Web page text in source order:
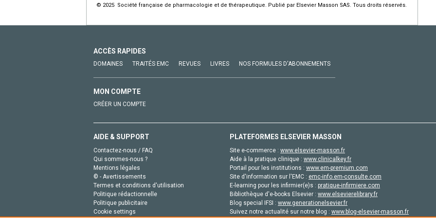
© 2025 Société française de pharmacologie et de thérapeutique. Publié par Elsevier Masson SAS. Tous droits réservés.
ACCÈS RAPIDES
DOMAINES TRAITÉS EMC REVUES LIVRES NOS FORMULES D'ABONNEMENTS
MON COMPTE
CRÉER UN COMPTE
AIDE & SUPPORT
Contactez-nous / FAQ
Qui sommes-nous ?
Mentions légales
© - Avertissements
Termes et conditions d'utilisation
Politique rédactionnelle
Politique publicitaire
Cookie settings
PLATEFORMES ELSEVIER MASSON
Site e-commerce : www.elsevier-masson.fr
Aide à la pratique clinique : www.clinicalkey.fr
Portail pour les institutions : www.em-premium.com
Site d'information sur l'EMC : emc-info.em-consulte.com
E-learning pour les infirmier(e)s : pratique-infirmiere.com
Bibliothèque d'e-books Elsevier : www.elsevierelibrary.fr
Blog special IFSI : www.generationelsevier.fr
Suivez notre actualité sur notre blog : www.blog-elsevier-masson.fr